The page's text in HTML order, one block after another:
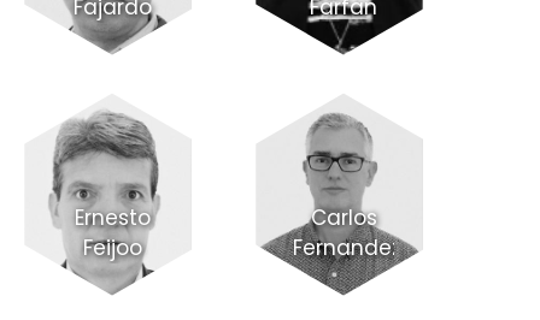
Fajardo
Farfan
Ernesto
Feijoo
Carlos
Fernandez